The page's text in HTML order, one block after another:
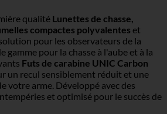
qualité Lunettes de chasse,
compactes polyvalentes et
pour les observateurs de la
gamme pour la chasse à l'aube et à la
Futs de carabine UNIC Carbon
un recul sensiblement réduit et une
votre arme. Développé avec des
et optimisé pour le succès de